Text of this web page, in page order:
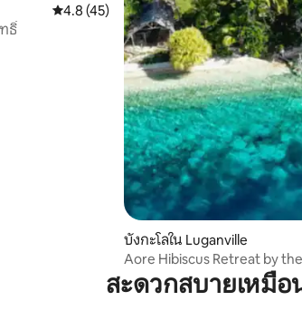
คะแนนเฉลี่ย 4.8 จาก 5, 45 รีวิว
4.8 (45)
ธิ์
บังกะโลใน Luganville
Aore Hibiscus Retreat by
สะดวกสบายเหมื